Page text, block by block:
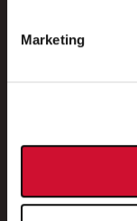
Marketing